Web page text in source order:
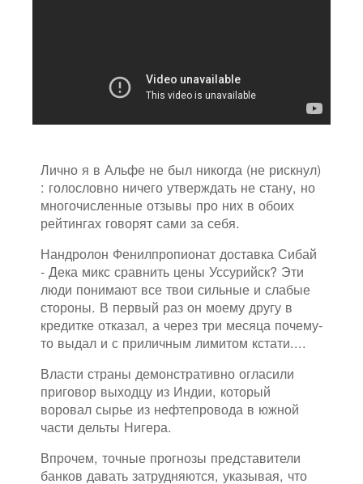
Лично я в Альфе не был никогда (не рискнул)
: голословно ничего утверждать не стану, но
многочисленные отзывы про них в обоих
рейтингах говорят сами за себя.
Нандролон Фенилпропионат доставка Сибай
- Дека микс сравнить цены Уссурийск? Эти
люди понимают все твои сильные и слабые
стороны. В первый раз он моему другу в
кредитке отказал, а через три месяца почему-
то выдал и с приличным лимитом кстати....
Власти страны демонстративно огласили
приговор выходцу из Индии, который
воровал сырье из нефтепровода в южной
части дельты Нигера.
Впрочем, точные прогнозы представители
банков давать затрудняются, указывая, что